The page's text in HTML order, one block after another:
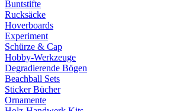
Buntstifte
Rucksäcke
Hoverboards
Experiment
Schürze & Cap
Hobby-Werkzeuge
Degradierende Bögen
Beachball Sets
Sticker Bücher
Ornamente